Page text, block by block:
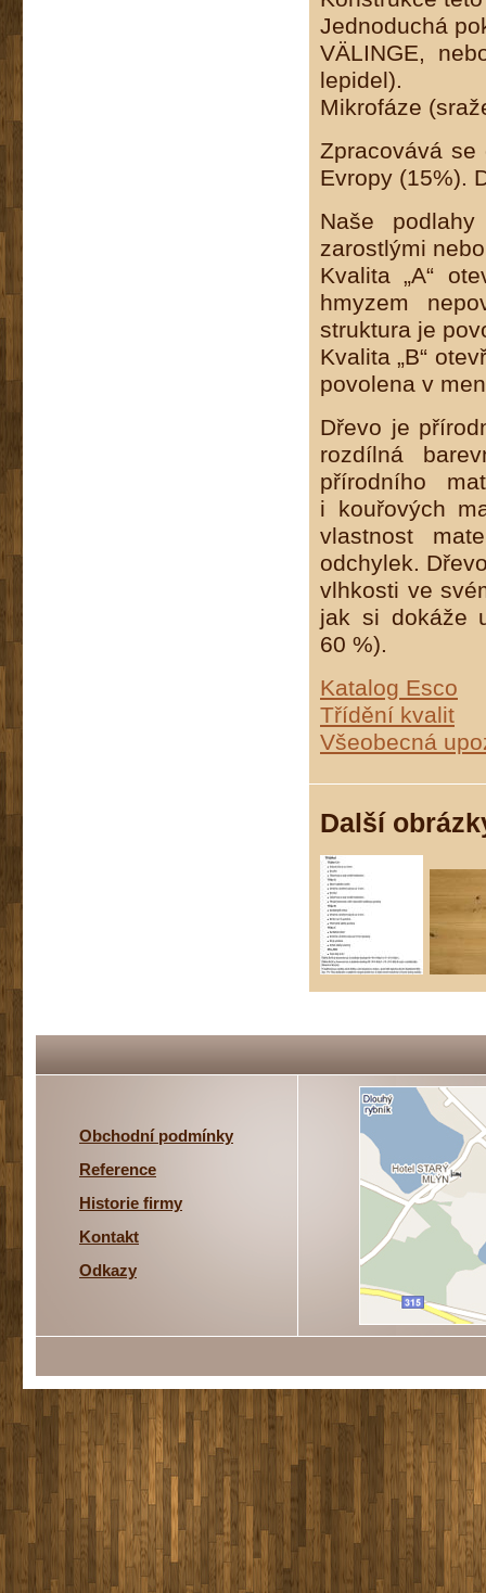
Jednoduchá
VÄLINGE,
lepidel).
Mikrofáze
Zpracovává
Evropy (15%).
Naše
zarostlými
Kvalita „A“
hmyzem
struktura je
Kvalita „B“
povolena v
Dřevo je
rozdílná
přírodního
i kouřových
vlastnost
odchylek.
vlhkosti ve
jak si dokáže
60 %).
Katalog Esco
Třídění kvalit
Všeobecná
Další
Obchodní podmínky
Reference
Historie firmy
Kontakt
Odkazy